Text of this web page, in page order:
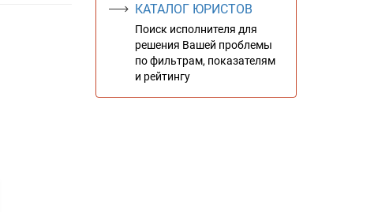
КАТАЛОГ ЮРИСТОВ
Поиск исполнителя для
решения Вашей проблемы
по фильтрам, показателям
и рейтингу